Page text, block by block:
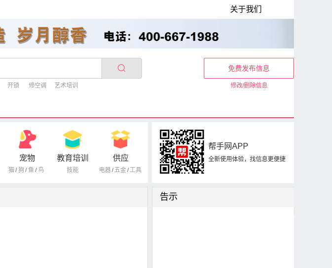
关于我们
开锁 修空调 艺术培训
免费发布信息
修改/删除信息
宠物
猫/ 狗 / 鱼 / 鸟
教育培训
技能
供应
电器/五金/工具
帮手网APP
全新使用体验，找信息更便捷
告示